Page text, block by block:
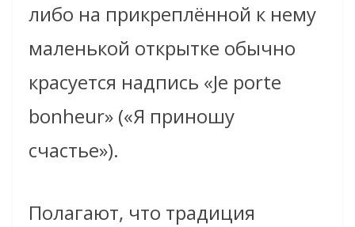
либо на прикреплённой к нему
маленькой открытке обычно
красуется надпись «Je porte
bonheur» («Я приношу
счастье»).
Полагают, что традиция